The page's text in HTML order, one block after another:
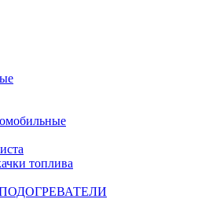
топлива